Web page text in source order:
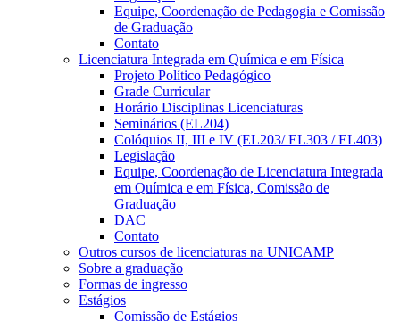
Equipe, Coordenação de Pedagogia e Comissão
de Graduação
Contato
Licenciatura Integrada em Química e em Física
Projeto Político Pedagógico
Grade Curricular
Horário Disciplinas Licenciaturas
Seminários (EL204)
Colóquios II, III e IV (EL203/ EL303 / EL403)
Legislação
Equipe, Coordenação de Licenciatura Integrada
em Química e em Física, Comissão de
Graduação
DAC
Contato
Outros cursos de licenciaturas na UNICAMP
Sobre a graduação
Formas de ingresso
Estágios
Comissão de Estágios